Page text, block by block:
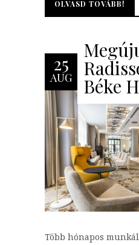
OLVASD TOVÁBB!
OLVASD TOVÁBB!
25
AUG Béke
Több hónapos